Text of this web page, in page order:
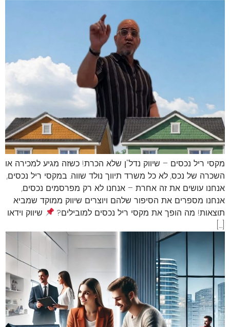
מקסי ריל נכסים – שיווק נדל"ן שלא הכרת! כשזה מגיע למכירה או
השכרה של נכס, לא כל משרד תיווך נולד שווה. במקסי ריל נכסים,
אנחנו עושים את זה אחרת – אנחנו לא רק מפרסמים נכסים,
אנחנו מספרים את הסיפור שלהם ויוצרים שיווק ממוקד שמביא
תוצאות! מה הופך את מקסי ריל נכסים למובילים?
שיווק וידאו
[…]